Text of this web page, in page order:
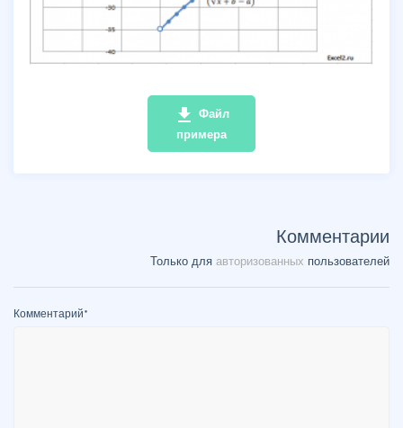
file_download Файл
примера
Комментарии
Только для авторизованных пользователей
Комментарий*